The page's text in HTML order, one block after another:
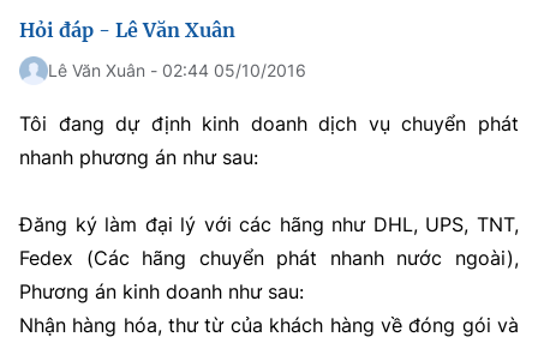
Hỏi đáp - Lê Văn Xuân
Lê Văn Xuân - 02:44 05/10/2016
Tôi đang dự định kinh doanh dịch vụ chuyển phát
nhanh phương án như sau:
Đăng ký làm đại lý với các hãng như DHL, UPS, TNT,
Fedex (Các hãng chuyển phát nhanh nước ngoài),
Phương án kinh doanh như sau:
Nhận hàng hóa, thư từ của khách hàng về đóng gói và